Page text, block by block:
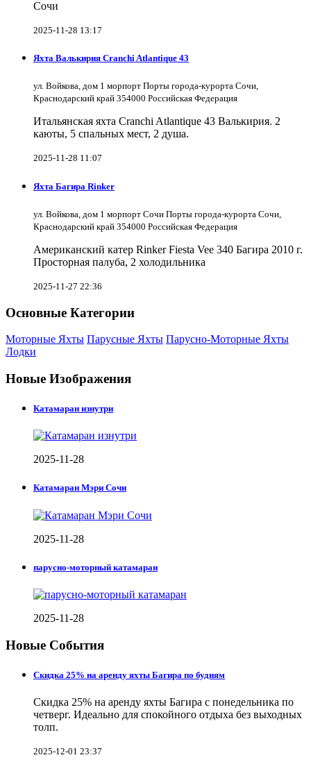
Сочи
2025-11-28 13:17
Яхта Валькирия Cranchi Atlantique 43
ул. Войкова, дом 1 морпорт Порты города-курорта Сочи,
Краснодарский край 354000 Российская Федерация
Итальянская яхта Cranchi Atlantique 43 Валькирия. 2
каюты, 5 спальных мест, 2 душа.
2025-11-28 11:07
Яхта Багира Rinker
ул. Войкова, дом 1 морпорт Сочи Порты города-курорта Сочи,
Краснодарский край 354000 Российская Федерация
Американский катер Rinker Fiesta Vee 340 Багира 2010 г.
Просторная палуба, 2 холодильника
2025-11-27 22:36
Основные Категории
Моторные Яхты Парусные Яхты Парусно-Моторные Яхты
Лодки
Новые Изображения
Катамаран изнутри
2025-11-28
Катамаран Мэри Сочи
2025-11-28
парусно-моторный катамаран
2025-11-28
Новые События
Скидка 25% на аренду яхты Багира по будням
Скидка 25% на аренду яхты Багира с понедельника по
четверг. Идеально для спокойного отдыха без выходных
толп.
2025-12-01 23:37